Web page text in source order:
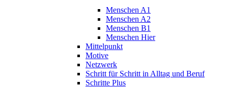
Menschen A1
Menschen A2
Menschen B1
Menschen Hier
Mittelpunkt
Motive
Netzwerk
Schritt für Schritt in Alltag und Beruf
Schritte Plus